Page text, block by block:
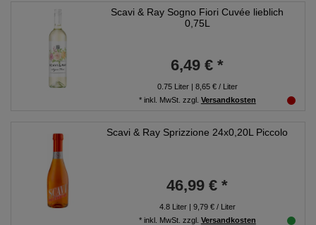
Scavi & Ray Sogno Fiori Cuvée lieblich
0,75L
6,49 € *
0.75Liter| 8,65 € / Liter
* inkl. MwSt. zzgl. Versandkosten
Scavi & Ray Sprizzione 24x0,20L Piccolo
46,99 € *
4.8Liter| 9,79 € / Liter
* inkl. MwSt. zzgl. Versandkosten